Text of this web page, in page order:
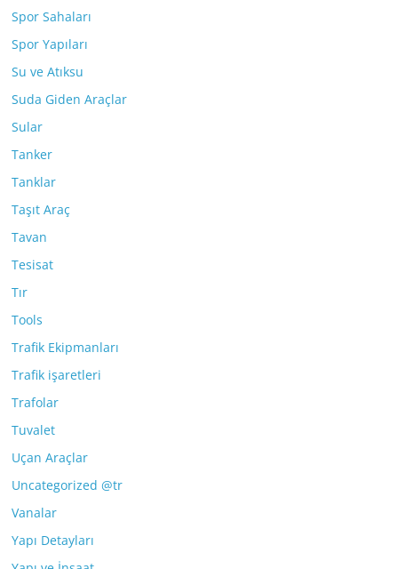
Spor Sahaları
Spor Yapıları
Su ve Atıksu
Suda Giden Araçlar
Sular
Tanker
Tanklar
Taşıt Araç
Tavan
Tesisat
Tır
Tools
Trafik Ekipmanları
Trafik işaretleri
Trafolar
Tuvalet
Uçan Araçlar
Uncategorized @tr
Vanalar
Yapı Detayları